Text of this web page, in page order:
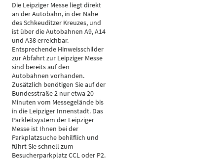
Die Leipziger Messe liegt direkt
an der Autobahn, in der Nähe
des Schkeuditzer Kreuzes, und
ist über die Autobahnen A9, A14
und A38 erreichbar.
Entsprechende Hinweisschilder
zur Abfahrt zur Leipziger Messe
sind bereits auf den
Autobahnen vorhanden.
Zusätzlich benötigen Sie auf der
Bundesstraße 2 nur etwa 20
Minuten vom Messegelände bis
in die Leipziger Innenstadt. Das
Parkleitsystem der Leipziger
Messe ist Ihnen bei der
Parkplatzsuche behilflich und
führt Sie schnell zum
Besucherparkplatz CCL oder P2.